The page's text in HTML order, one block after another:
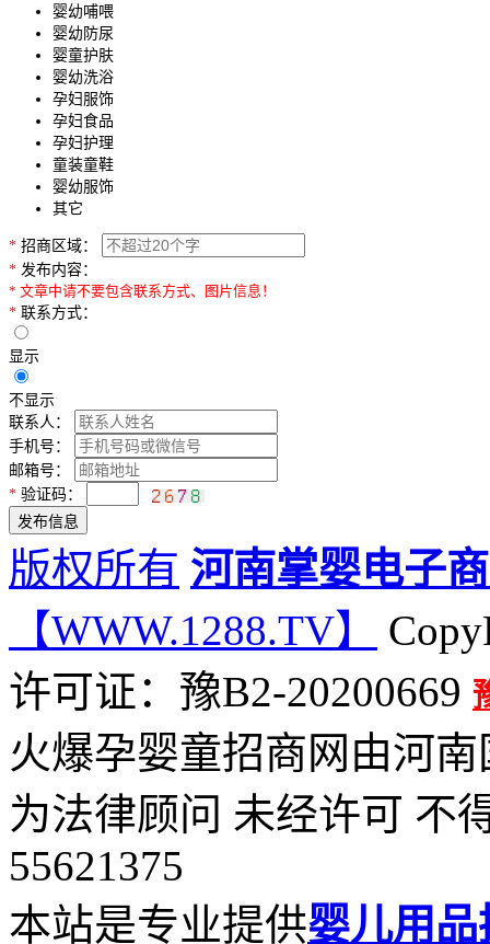
婴幼哺喂
婴幼防尿
婴童护肤
婴幼洗浴
孕妇服饰
孕妇食品
孕妇护理
童装童鞋
婴幼服饰
其它
* 招商区域：
* 发布内容：
* 文章中请不要包含联系方式、图片信息！
* 联系方式：
显示
不显示
联系人：
手机号：
邮箱号：
* 验证码：
版权所有 河南掌婴电子
【WWW.1288.TV】
许可证：豫B2-20200669
火爆孕婴童招商网由河
为法律顾问 未经许可 不
55621375
本站是专业提供婴儿用品